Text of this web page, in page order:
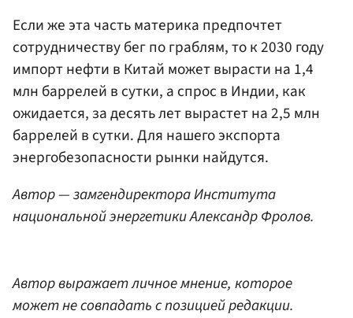
Если же эта часть материка предпочтет
сотрудничеству бег по граблям, то к 2030 году
импорт нефти в Китай может вырасти на 1,4
млн баррелей в сутки, а спрос в Индии, как
ожидается, за десять лет вырастет на 2,5 млн
баррелей в сутки. Для нашего экспорта
энергобезопасности рынки найдутся.
Автор — замгендиректора Института
национальной энергетики Александр Фролов.
Автор выражает личное мнение, которое
может не совпадать с позицией редакции.